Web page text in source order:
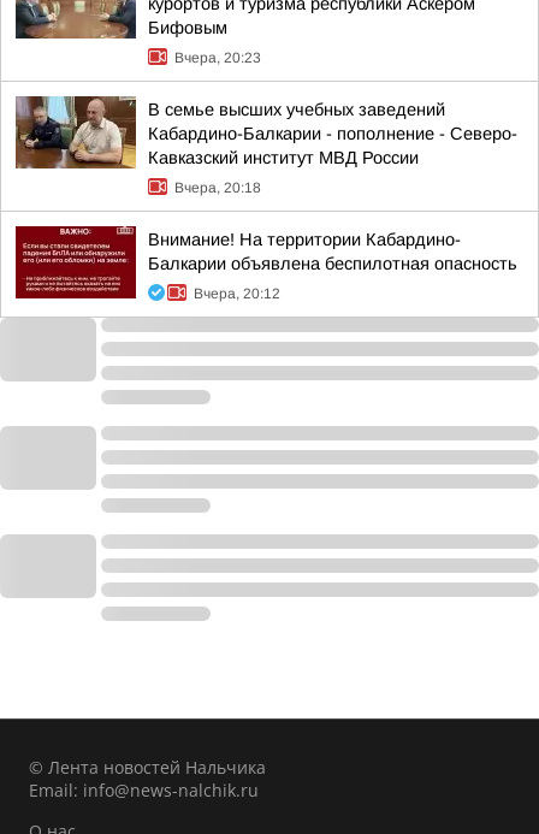
Бифовым
Вчера, 20:23
В семье высших учебных заведений
Кабардино-Балкарии - пополнение - Северо-
Кавказский институт МВД России
Вчера, 20:18
Внимание! На территории Кабардино-
Балкарии объявлена беспилотная опасность
Вчера, 20:12
© Лента новостей Нальчика
Email: info@news-nalchik.ru